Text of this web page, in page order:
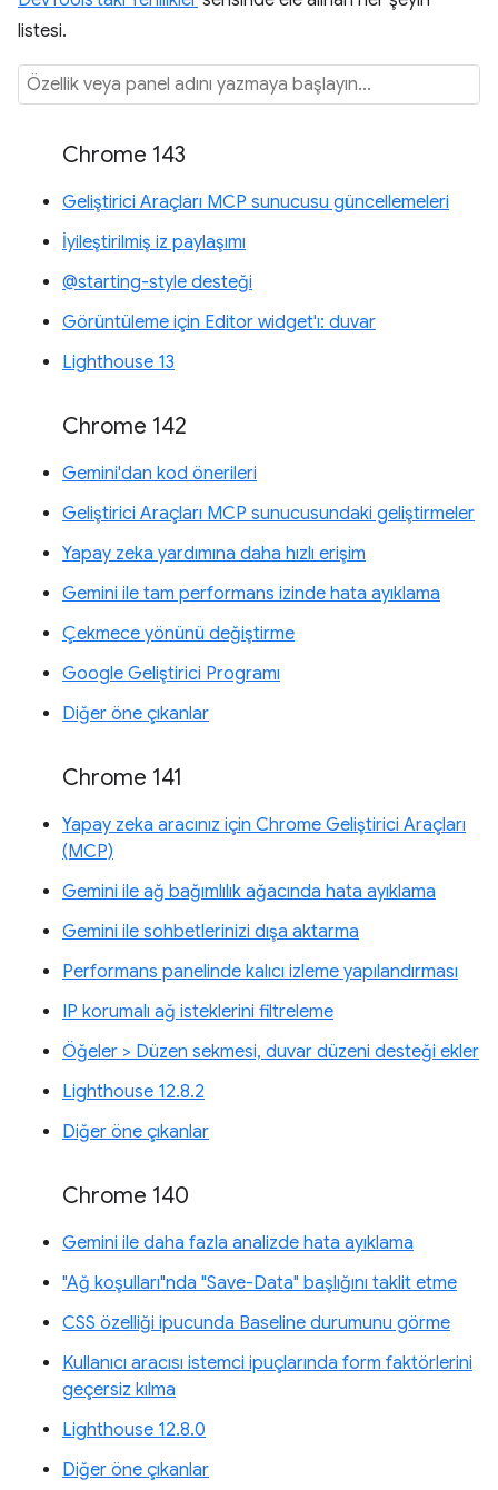
listesi.
Chrome 143
Geliştirici Araçları MCP sunucusu güncellemeleri
İyileştirilmiş iz paylaşımı
@starting-style desteği
Görüntüleme için Editor widget'ı: duvar
Lighthouse 13
Chrome 142
Gemini'dan kod önerileri
Geliştirici Araçları MCP sunucusundaki geliştirmeler
Yapay zeka yardımına daha hızlı erişim
Gemini ile tam performans izinde hata ayıklama
Çekmece yönünü değiştirme
Google Geliştirici Programı
Diğer öne çıkanlar
Chrome 141
Yapay zeka aracınız için Chrome Geliştirici Araçları
(MCP)
Gemini ile ağ bağımlılık ağacında hata ayıklama
Gemini ile sohbetlerinizi dışa aktarma
Performans panelinde kalıcı izleme yapılandırması
IP korumalı ağ isteklerini filtreleme
Öğeler > Düzen sekmesi, duvar düzeni desteği ekler
Lighthouse 12.8.2
Diğer öne çıkanlar
Chrome 140
Gemini ile daha fazla analizde hata ayıklama
"Ağ koşulları"nda "Save-Data" başlığını taklit etme
CSS özelliği ipucunda Baseline durumunu görme
Kullanıcı aracısı istemci ipuçlarında form faktörlerini
geçersiz kılma
Lighthouse 12.8.0
Diğer öne çıkanlar